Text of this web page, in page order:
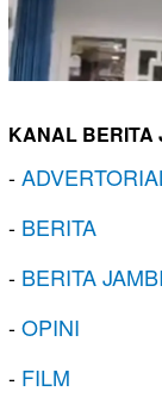
KANAL BERITA
-
- BERITA
- BERITA JAMBI
-OPINI
- FILM